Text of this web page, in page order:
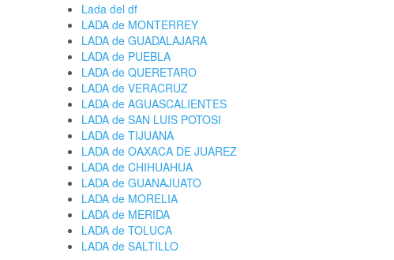
Lada del df
LADA de MONTERREY
LADA de GUADALAJARA
LADA de PUEBLA
LADA de QUERETARO
LADA de VERACRUZ
LADA de AGUASCALIENTES
LADA de SAN LUIS POTOSI
LADA de TIJUANA
LADA de OAXACA DE JUAREZ
LADA de CHIHUAHUA
LADA de GUANAJUATO
LADA de MORELIA
LADA de MERIDA
LADA de TOLUCA
LADA de SALTILLO